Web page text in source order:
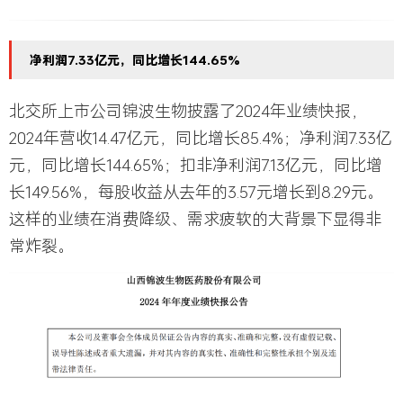
净利润7.33亿元，同比增长144.65%
北交所上市公司锦波生物披露了2024年业绩快报，
2024年营收14.47亿元，同比增长85.4%；净利润7.33亿
元，同比增长144.65%； 扣非净利润7.13亿元，同比增
长149.56%，每股收益从去年的3.57元增长到8.29元。
这样的业绩在消费降级、需求疲软的大背景下显得非
常炸裂。